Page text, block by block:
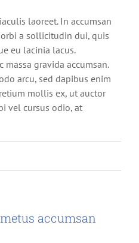
laoreet. In accumsan
a sollicitudin dui, quis
eu lacinia lacus.
gravida accumsan.
arcu, sed dapibus enim
mollis ex, ut auctor
vel cursus odio, at
accumsan